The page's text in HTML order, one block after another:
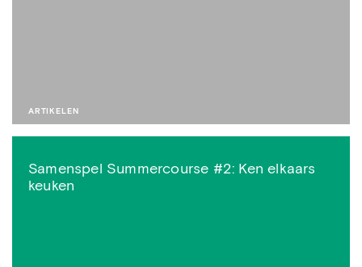
ARTIKELEN
Samenspel Summercourse #2: Ken elkaars
keuken